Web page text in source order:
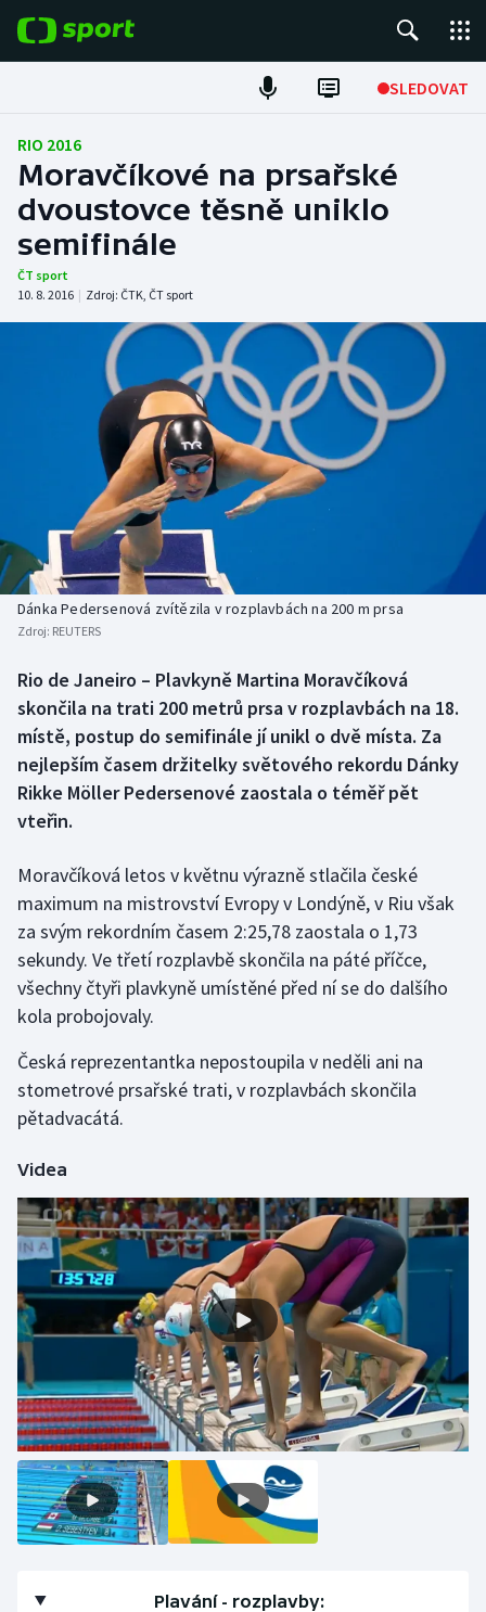
SLEDOVAT
Fotbal
Hokej
Tenis
Atletika
Cyklistika
DALŠÍ SPORTY
Americký fotbal
Baseball a softbal
Basketbal
Biatlon
Box
Curling
Dostihy
Florbal
Futsal
Golf
Gymnastika
Házená
Jezdectví
Judo
Krasobruslení
Lezení
Lyže a snowboard
Moderní pětiboj
Motorsport
Olympijské hry
Parasport
Plavání
NEPŘEHLÉDNĚTE
Soutěže
Historické návraty
Aplikace ČT sport
RIO 2016
Moravčíkové na prsařské
dvoustovce těsně uniklo
semifinále
ČT sport
10. 8. 2016 | Zdroj: ČTK, ČT sport
Dánka Pedersenová zvítězila v rozplavbách na 200 m prsa
Zdroj: REUTERS
Rio de Janeiro – Plavkyně Martina Moravčíková
skončila na trati 200 metrů prsa v rozplavbách na 18.
místě, postup do semifinále jí unikl o dvě místa. Za
nejlepším časem držitelky světového rekordu Dánky
Rikke Möller Pedersenové zaostala o téměř pět
vteřin.
Moravčíková letos v květnu výrazně stlačila české
maximum na mistrovství Evropy v Londýně, v Riu však
za svým rekordním časem 2:25,78 zaostala o 1,73
sekundy. Ve třetí rozplavbě skončila na páté příčce,
všechny čtyři plavkyně umístěné před ní se do dalšího
kola probojovaly.
Česká reprezentantka nepostoupila v neděli ani na
stometrové prsařské trati, v rozplavbách skončila
pětadvacátá.
Videa
Plavání - rozplavby: